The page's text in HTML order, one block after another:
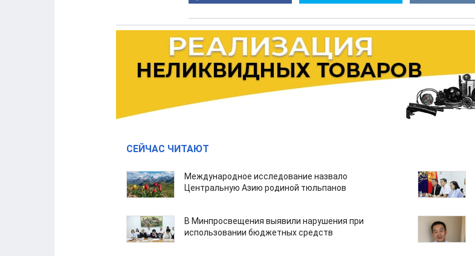
СЕЙЧАС ЧИТАЮТ
Международное исследование назвало
Центральную Азию родиной тюльпанов
В Минпросвещения выявили нарушения при
использовании бюджетных средств